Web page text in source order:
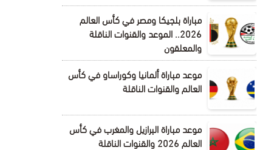
مباراة بلجيكا ومصر في كأس العالم
2026.. الموعد والقنوات الناقلة
والمعلقون
موعد مباراة ألمانيا وكوراساو في كأس
العالم والقنوات الناقلة
موعد مباراة البرازيل والمغرب في كأس
العالم 2026 والقنوات الناقلة